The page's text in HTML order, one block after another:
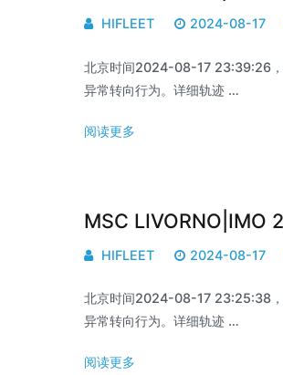
HIFLEET 2024-08-17
北京时间2024-08-17 23:39:26
异常转向行为。详细轨迹 …
阅读更多
MSC LIVORNO|IMO
HIFLEET 2024-08-17
北京时间2024-08-17 23:25:38
异常转向行为。详细轨迹 …
阅读更多